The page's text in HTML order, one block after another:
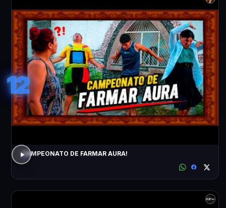
12
CAMPEONATO DE FARMAR AURA!